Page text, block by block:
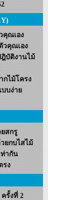
คุณเอง
วคุณเอง
บัติงานไม้
กไม้โครง
บบง่าย
สกรู
ยกบไสไม้
ากัน
รง
รั้งที่ 2